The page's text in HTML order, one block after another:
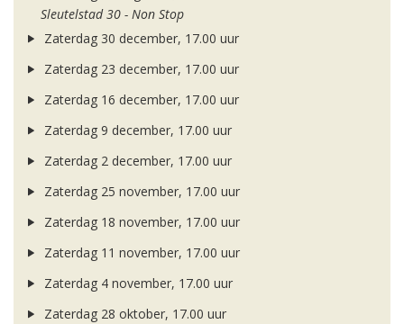
Sleutelstad 30 - Non Stop
Zaterdag 30 december, 17.00 uur
Zaterdag 23 december, 17.00 uur
Zaterdag 16 december, 17.00 uur
Zaterdag 9 december, 17.00 uur
Zaterdag 2 december, 17.00 uur
Zaterdag 25 november, 17.00 uur
Zaterdag 18 november, 17.00 uur
Zaterdag 11 november, 17.00 uur
Zaterdag 4 november, 17.00 uur
Zaterdag 28 oktober, 17.00 uur